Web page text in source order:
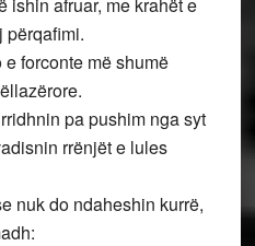
përqafimi.
forconte më shumë
pa pushim nga syt
rrënjët e lules
nuk do ndaheshin kurrë,